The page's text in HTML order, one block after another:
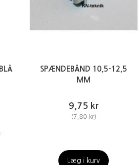
SPÆNDEBÅND 10,5-12,5
MM
9,75 kr
(7,80 kr)
Læg i kurv